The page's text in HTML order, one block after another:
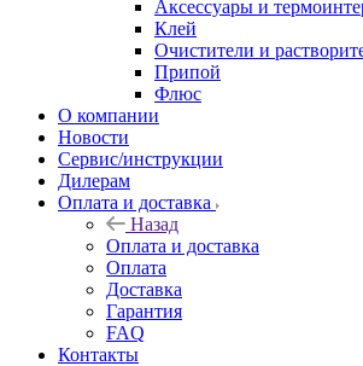
Аксессуары и
Клей
Очистители и
Припой
Флюс
О компании
Новости
Сервис/инструкции
Дилерам
Оплата и доставка
Назад
Оплата и доставка
Оплата
Доставка
Гарантия
FAQ
Контакты